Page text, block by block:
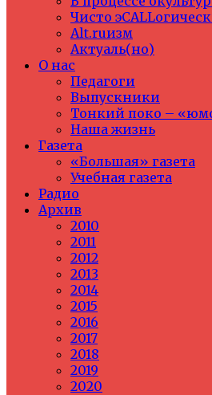
Чисто
Alt.ruизм
Актуаль(но)
О нас
Педагоги
Выпускники
Тонкий поко –
Наша жизнь
Газета
«Большая» газета
Учебная газета
Радио
Архив
2010
2011
2012
2013
2014
2015
2016
2017
2018
2019
2020